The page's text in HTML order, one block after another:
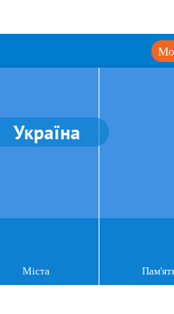
Україна
Міста